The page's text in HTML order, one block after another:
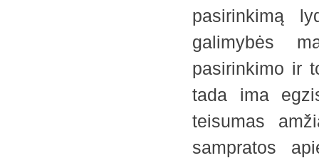
pasirinkimą
galimybės
pasirinkimo ir
tada ima
teisumas
sampratos